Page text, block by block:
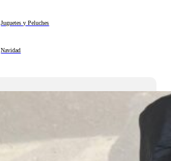
Juguetes y Peluches
Navidad